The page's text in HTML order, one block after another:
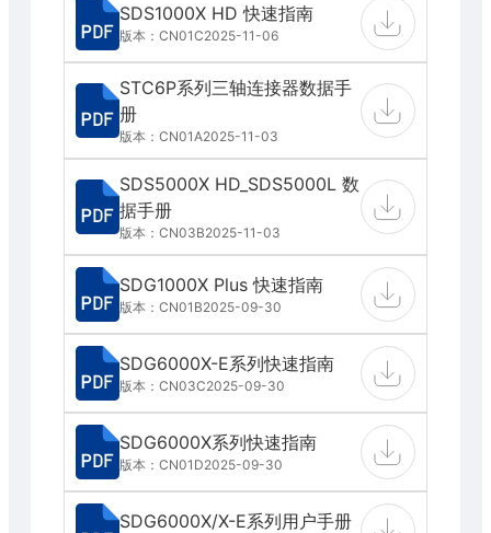
SDS1000X HD 快速指南
版本：CN01C2025-11-06
STC6P系列三轴连接器数据手
册
版本：CN01A2025-11-03
SDS5000X HD_SDS5000L 数
据手册
版本：CN03B2025-11-03
SDG1000X Plus 快速指南
版本：CN01B2025-09-30
SDG6000X-E系列快速指南
版本：CN03C2025-09-30
SDG6000X系列快速指南
版本：CN01D2025-09-30
SDG6000X/X-E系列用户手册